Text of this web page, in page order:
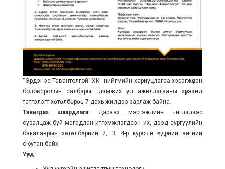
“Эрдэнэс-Тавантолгой” ХК нийгмийн хариуцлагаа хэрэгжүүлэн
боловсролын салбарыг дэмжих үйл ажиллагааны хүрээнд
тэтгэлэгт хөтөлбөрөө 7 дахь жилдээ зарлаж байна.
Тавигдах шаардлага: Дараах мэргэжлийн чиглэлээр
суралцаж буй магадлан итгэмжлэгдсэн их, дээд сургуулийн
бакалаврын хөтөлбөрийн 2, 3, 4-р курсын өдрийн ангийн
оюутан байх.
Үүнд: